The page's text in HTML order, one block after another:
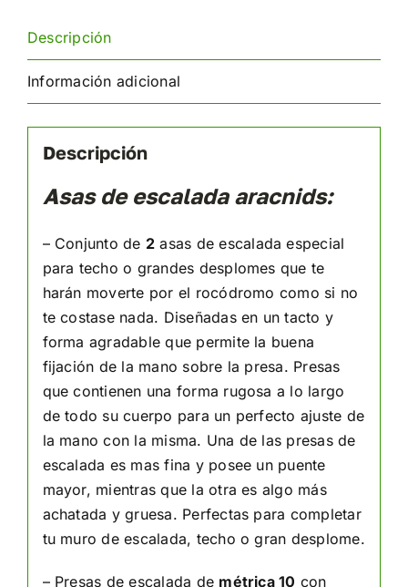
Descripción
Información adicional
Descripción
Asas de escalada aracnids:
– Conjunto de 2 asas de escalada especial
para techo o grandes desplomes que te
harán moverte por el rocódromo como si no
te costase nada. Diseñadas en un tacto y
forma agradable que permite la buena
fijación de la mano sobre la presa. Presas
que contienen una forma rugosa a lo largo
de todo su cuerpo para un perfecto ajuste de
la mano con la misma. Una de las presas de
escalada es mas fina y posee un puente
mayor, mientras que la otra es algo más
achatada y gruesa. Perfectas para completar
tu muro de escalada, techo o gran desplome.
– Presas de escalada de métrica 10 con